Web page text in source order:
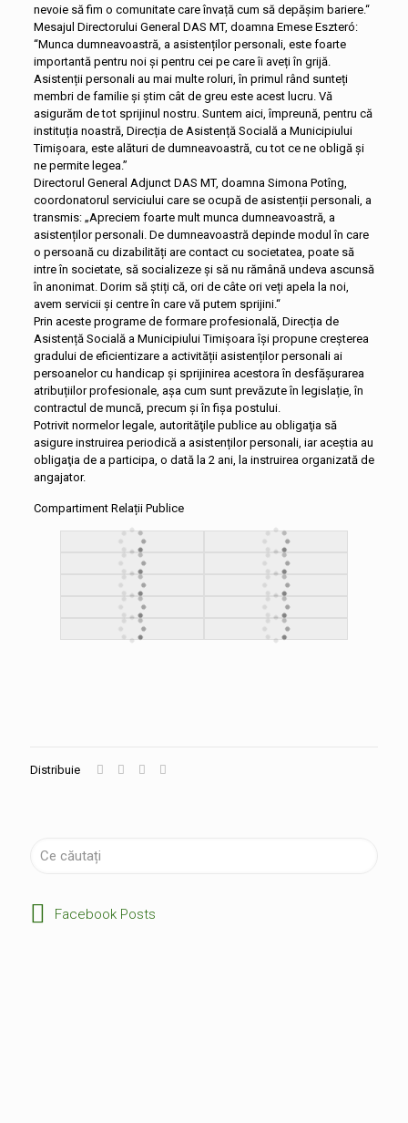
nevoie să fim o comunitate care învață cum să depășim bariere.“
Mesajul Directorului General DAS MT, doamna Emese Eszteró:
“Munca dumneavoastră, a asistenților personali, este foarte
importantă pentru noi și pentru cei pe care îi aveți în grijă.
Asistenții personali au mai multe roluri, în primul rând sunteți
membri de familie și știm cât de greu este acest lucru. Vă
asigurăm de tot sprijinul nostru. Suntem aici, împreună, pentru că
instituția noastră, Direcția de Asistență Socială a Municipiului
Timișoara, este alături de dumneavoastră, cu tot ce ne obligă și
ne permite legea.”
Directorul General Adjunct DAS MT, doamna Simona Potîng,
coordonatorul serviciului care se ocupă de asistenții personali, a
transmis: „Apreciem foarte mult munca dumneavoastră, a
asistenților personali. De dumneavoastră depinde modul în care
o persoană cu dizabilități are contact cu societatea, poate să
intre în societate, să socializeze și să nu rămână undeva ascunsă
în anonimat. Dorim să știți că, ori de câte ori veți apela la noi,
avem servicii și centre în care vă putem sprijini.“
Prin aceste programe de formare profesională, Direcția de
Asistență Socială a Municipiului Timișoara își propune creșterea
gradului de eficientizare a activității asistenților personali ai
persoanelor cu handicap și sprijinirea acestora în desfășurarea
atribuțiilor profesionale, așa cum sunt prevăzute în legislație, în
contractul de muncă, precum și în fișa postului.
Potrivit normelor legale, autorităţile publice au obligaţia să
asigure instruirea periodică a asistenților personali, iar aceștia au
obligaţia de a participa, o dată la 2 ani, la instruirea organizată de
angajator.
Compartiment Relații Publice
Distribuie
Facebook Posts